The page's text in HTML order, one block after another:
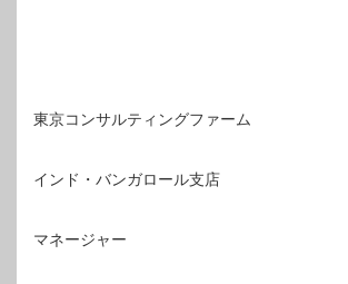
東京コンサルティングファーム
インド・バンガロール支店
マネージャー